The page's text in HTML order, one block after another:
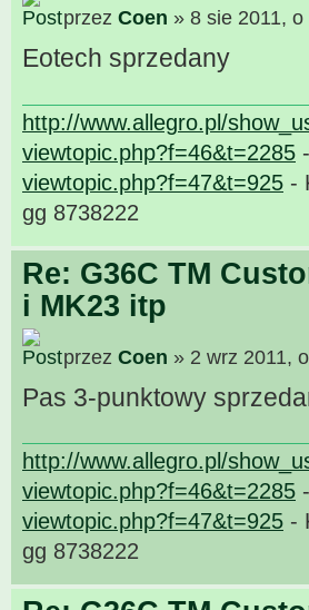
przez Coen » 8 sie 2011, o
Eotech sprzedany
http://www.allegro.pl/
viewtopic.php?f=46&t=2285
viewtopic.php?f=47&t=925 -
gg 8738222
Re: G36C TM
i MK23 itp
przez Coen » 2 wrz 2011,
Pas 3-punktowy
http://www.allegro.pl/
viewtopic.php?f=46&t=2285
viewtopic.php?f=47&t=925 -
gg 8738222